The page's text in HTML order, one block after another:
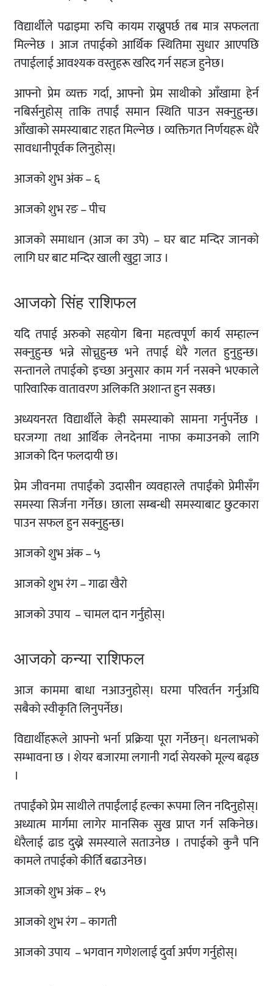
विद्यार्थीले पढाइमा रुचि कायम राख्नुपर्छ तब मात्र सफलता
मिल्नेछ । आज तपाईको आर्थिक स्थितिमा सुधार आएपछि
तपाईलाई आवश्यक वस्तुहरू खरिद गर्न सहज हुनेछ।
आफ्नो प्रेम व्यक्त गर्दा, आफ्नो प्रेम साथीको आँखामा हेर्न
नबिर्सनुहोस् ताकि तपाईं समान स्थिति पाउन सक्नुहुन्छ।
आँखाको समस्याबाट राहत मिल्नेछ । व्यक्तिगत निर्णयहरू धेरै
सावधानीपूर्वक लिनुहोस्।
आजको शुभ अंक – ६
आजको शुभ रङ – पीच
आजको समाधान (आज का उपे) – घर बाट मन्दिर जानको
लागि घर बाट मन्दिर खाली खुट्टा जाउ ।
आजको सिंह राशिफल
यदि तपाई अरुको सहयोग बिना महत्वपूर्ण कार्य सम्हाल्न
सक्नुहुन्छ भन्ने सोच्नुहुन्छ भने तपाई धेरै गलत हुनुहुन्छ।
सन्तानले तपाईको इच्छा अनुसार काम गर्न नसक्ने भएकाले
पारिवारिक वातावरण अलिकति अशान्त हुन सक्छ।
अध्ययनरत विद्यार्थीले केही समस्याको सामना गर्नुपर्नेछ ।
घरजग्गा तथा आर्थिक लेनदेनमा नाफा कमाउनको लागि
आजको दिन फलदायी छ।
प्रेम जीवनमा तपाईंको उदासीन व्यवहारले तपाईंको प्रेमीसँग
समस्या सिर्जना गर्नेछ। छाला सम्बन्धी समस्याबाट छुटकारा
पाउन सफल हुन सक्नुहुन्छ।
आजको शुभ अंक – ५
आजको शुभ रंग – गाढा खैरो
आजको उपाय – चामल दान गर्नुहोस्।
आजको कन्या राशिफल
आज काममा बाधा नआउनुहोस्। घरमा परिवर्तन गर्नुअघि
सबैको स्वीकृति लिनुपर्नेछ।
विद्यार्थीहरूले आफ्नो भर्ना प्रक्रिया पूरा गर्नेछन्। धनलाभको
सम्भावना छ । शेयर बजारमा लगानी गर्दा सेयरको मूल्य बढ्छ
।
तपाईंको प्रेम साथीले तपाईंलाई हल्का रूपमा लिन नदिनुहोस्।
अध्यात्म मार्गमा लागेर मानसिक सुख प्राप्त गर्न सकिनेछ।
धेरैलाई ढाड दुख्ने समस्याले सताउनेछ । तपाईको कुनै पनि
कामले तपाईको कीर्ति बढाउनेछ।
आजको शुभ अंक – १५
आजको शुभ रंग – कागती
आजको उपाय – भगवान गणेशलाई दुर्वा अर्पण गर्नुहोस्।